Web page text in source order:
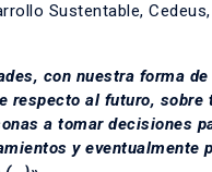
Sustentable,
con nuestra forma
respecto al futuro,
a tomar decisiones
y